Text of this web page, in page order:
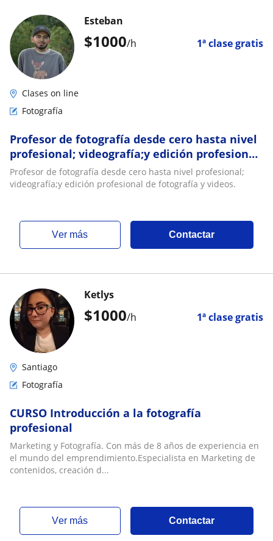
$1000/h 1ª clase gratis
Esteban
Clases on line
Fotografía
Profesor de fotografía desde cero hasta nivel
profesional; videografía;y edición profesional
de fotografía y videos
Profesor de fotografía desde cero hasta nivel profesional;
videografía;y edición profesional de fotografía y videos.
ver más Contactar
$1000/h 1ª clase gratis
Ketlys
Santiago
Fotografía
CURSO Introducción a la fotografía
profesional
Marketing y Fotografía. Con más de 8 años de experiencia en
el mundo del emprendimiento.Especialista en Marketing de
contenidos, creación d...
ver más Contactar